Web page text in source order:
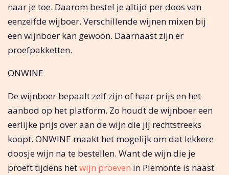
naar je toe. Daarom bestel je altijd per doos van
eenzelfde wijboer. Verschillende wijnen mixen bij
een wijnboer kan gewoon. Daarnaast zijn er
proefpakketten.
ONWINE
De wijnboer bepaalt zelf zijn of haar prijs en het
aanbod op het platform. Zo houdt de wijnboer een
eerlijke prijs over aan de wijn die jij rechtstreeks
koopt. ONWINE maakt het mogelijk om dat lekkere
doosje wijn na te bestellen. Want de wijn die je
proeft tijdens hetwijn proeven in Piemonte is haast